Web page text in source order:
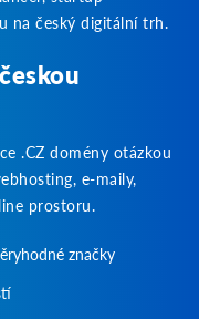
na český digitální trh.
.CZ domény otázkou
e-maily,
prostoru.
značky